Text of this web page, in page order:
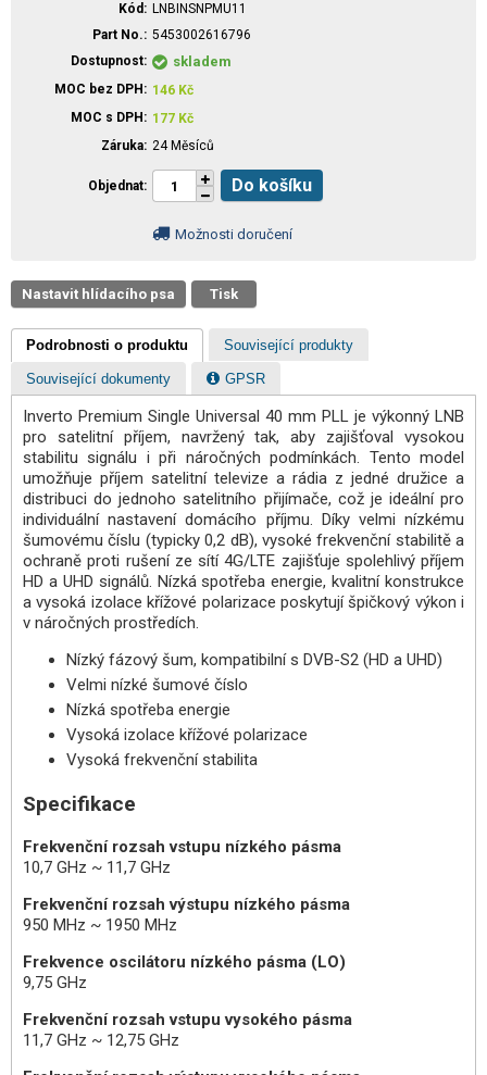
Kód
LNBINSNPMU11
Part No.
5453002616796
Dostupnost
skladem
MOC bez DPH 146 Kč
MOC s DPH
177 Kč
Záruka 24 Měsíců
Objednat Do košíku
Možnosti doručení
Nastavit hlídacího psa Tisk
Podrobnosti o produktu Související produkty
Související dokumenty GPSR
Inverto Premium Single Universal 40 mm PLL je výkonný LNB
pro satelitní příjem, navržený tak, aby zajišťoval vysokou
stabilitu signálu i při náročných podmínkách. Tento model
umožňuje příjem satelitní televize a rádia z jedné družice a
distribuci do jednoho satelitního přijímače, což je ideální pro
individuální nastavení domácího příjmu. Díky velmi nízkému
šumovému číslu (typicky 0,2 dB), vysoké frekvenční stabilitě a
ochraně proti rušení ze sítí 4G/LTE zajišťuje spolehlivý příjem
HD a UHD signálů. Nízká spotřeba energie, kvalitní konstrukce
a vysoká izolace křížové polarizace poskytují špičkový výkon i
v náročných prostředích.
Nízký fázový šum, kompatibilní s DVB-S2 (HD a UHD)
Velmi nízké šumové číslo
Nízká spotřeba energie
Vysoká izolace křížové polarizace
Vysoká frekvenční stabilita
Specifikace
Frekvenční rozsah vstupu nízkého pásma
10,7 GHz ~ 11,7 GHz
Frekvenční rozsah výstupu nízkého pásma
950 MHz ~ 1950 MHz
Frekvence oscilátoru nízkého pásma (LO)
9,75 GHz
Frekvenční rozsah vstupu vysokého pásma
11,7 GHz ~ 12,75 GHz